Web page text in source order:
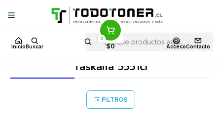
Inicio Buscar
0
$0 AccesoContacto
Puedes Elegir: Comprar enTienda· Despachoa Todo Chile · Retiro en
Tienda en24 Horas
Inicio Toner y tambor Toner Alternativo KYOCERA-MITA
Equipos KYOCERA-MITA Taskalfa 5551ci
Taskalfa 5551ci
FILTROS